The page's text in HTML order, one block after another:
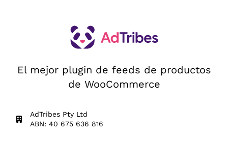
El mejor plugin de feeds de productos
de WooCommerce
AdTribes Pty Ltd
ABN: 40 675 636 816